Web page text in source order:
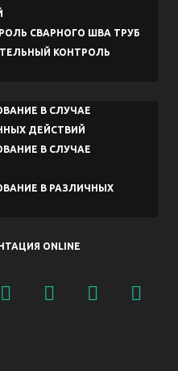
СВАРНОГО ШВА ТРУБ
КОНТРОЛЬ
В СЛУЧАЕ
ДЕЙСТВИЙ
В СЛУЧАЕ
В РАЗЛИЧНЫХ
ONLINE